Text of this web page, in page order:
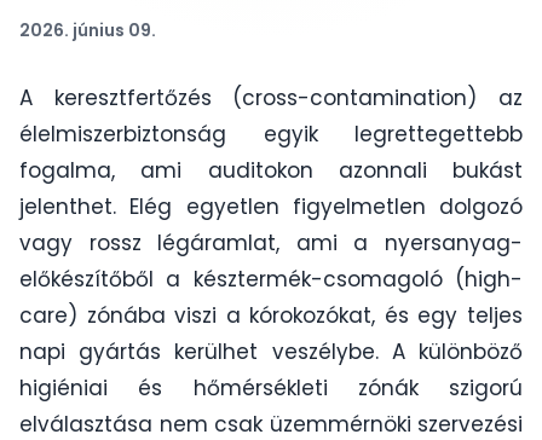
2026. június 09.
A keresztfertőzés (cross-contamination) az
élelmiszerbiztonság egyik legrettegettebb
fogalma, ami auditokon azonnali bukást
jelenthet. Elég egyetlen figyelmetlen dolgozó
vagy rossz légáramlat, ami a nyersanyag-
előkészítőből a késztermék-csomagoló (high-
care) zónába viszi a kórokozókat, és egy teljes
napi gyártás kerülhet veszélybe. A különböző
higiéniai és hőmérsékleti zónák szigorú
elválasztása nem csak üzemmérnöki szervezési